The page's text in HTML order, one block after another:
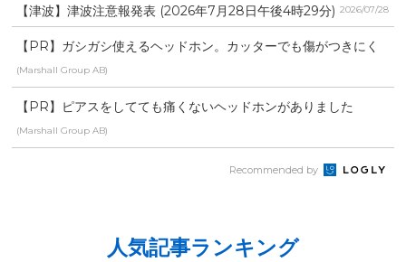
【津波】津波注意報発表 (2026年7月28日午後4時29分) 2026/07/28
【PR】ガシガシ使えるヘッドホン。カッターでも傷がつきにく
い
(Marshall Group AB)
【PR】ピアスをしてても痛くないヘッドホンがありました
(Marshall Group AB)
Recommended by
人気記事ランキング